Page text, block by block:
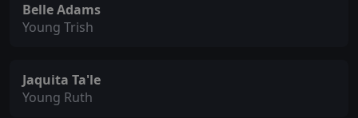
Belle Adams
Young Trish
Jaquita Ta'le
Young Ruth